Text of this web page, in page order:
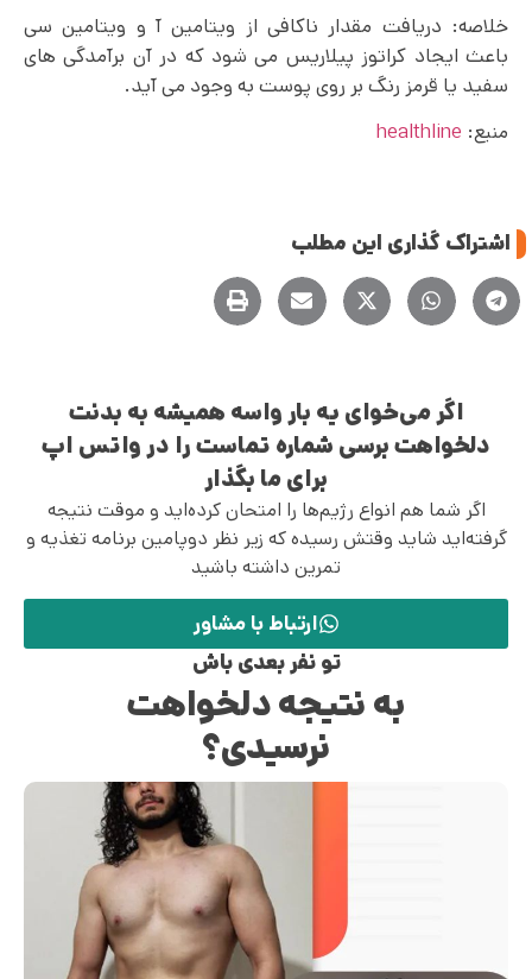
خلاصه: دریافت مقدار ناکافی از ویتامین آ و ویتامین سی
باعث ایجاد کراتوز پیلاریس می شود که در آن برآمدگی های
سفید یا قرمز رنگ بر روی پوست به وجود می آید.
منبع: healthline
اشتراک گذاری این مطلب
اگر می‌خوای یه بار واسه همیشه به بدنت
دلخواهت برسی شماره تماست را در واتس اپ
برای ما بگذار
اگر شما هم انواع رژیم‌ها را امتحان کرده‌اید و موقت نتیجه
گرفته‌اید شاید وقتش رسیده که زیر نظر دوپامین برنامه تغذیه و
تمرین داشته باشید
ارتباط با مشاور
تو نفر بعدی باش
به نتیجه دلخواهت
نرسیدی؟